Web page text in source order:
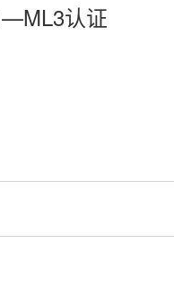
认证